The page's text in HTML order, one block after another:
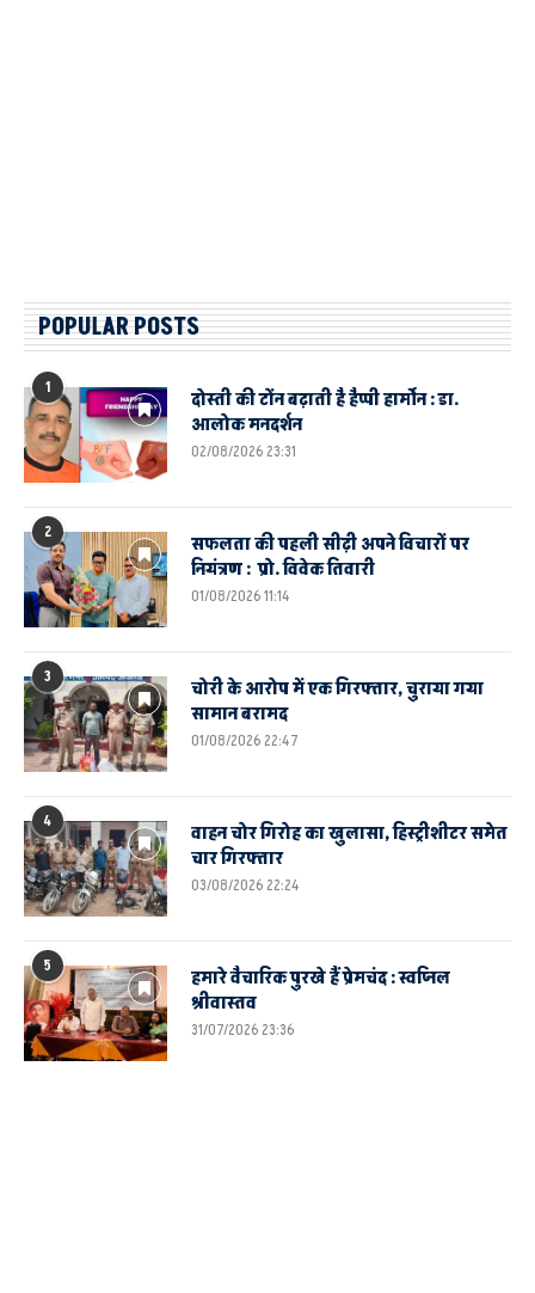
POPULAR POSTS
1
दोस्ती की टोंन बढ़ाती है हैप्पी हार्मोन : डा.
आलोक मनदर्शन
02/08/2026 23:31
2
सफलता की पहली सीढ़ी अपने विचारों पर
नियंत्रण : प्रो. विवेक तिवारी
01/08/2026 11:14
3
चोरी के आरोप में एक गिरफ्तार, चुराया गया
सामान बरामद
01/08/2026 22:47
4
वाहन चोर गिरोह का खुलासा, हिस्ट्रीशीटर समेत
चार गिरफ्तार
03/08/2026 22:24
5
हमारे वैचारिक पुरखे हैं प्रेमचंद : स्वप्निल
श्रीवास्तव
31/07/2026 23:36